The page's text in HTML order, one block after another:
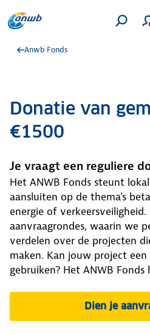
Anwb Fonds
Donatie van
€1500
Je vraagt een reguliere
Het ANWB Fonds steunt
aansluiten op de thema's
energie of
aanvraagrondes, waarin we
verdelen over de projecten
maken. Kan jouw project
gebruiken? Het ANWB
Dien je